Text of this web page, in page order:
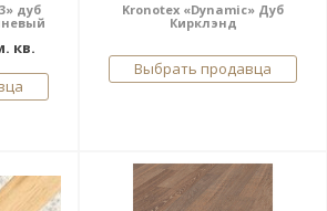
дуб
кв.
Kronotex «Dynamic» Дуб
Кирклэнд
Выбрать продавца